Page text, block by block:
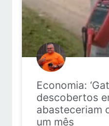
Economia:
descobertos
abasteceriam
um mês